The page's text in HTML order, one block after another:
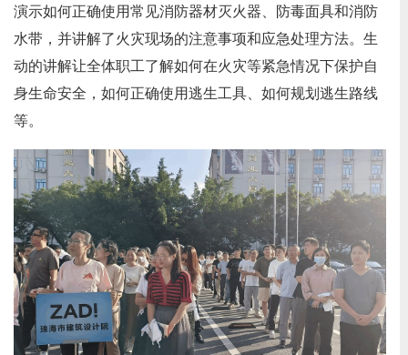
演示如何正确使用常见消防器材灭火器、防毒面具和消防
水带，并讲解了火灾现场的注意事项和应急处理方法。生
动的讲解让全体职工了解如何在火灾等紧急情况下保护自
身生命安全，如何正确使用逃生工具、如何规划逃生路线
等。